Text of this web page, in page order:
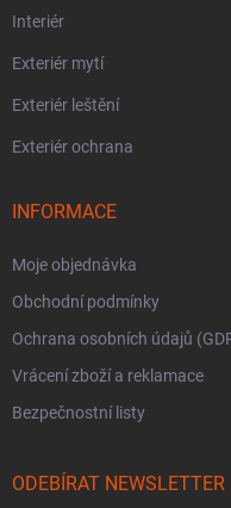
Interiér
Exteriér mytí
Exteriér leštění
Exteriér ochrana
INFORMACE
Moje objednávka
Obchodní podmínky
Ochrana osobních údajů
Vrácení zboží a reklamace
Bezpečnostní listy
ODEBÍRAT NEWSLETTER